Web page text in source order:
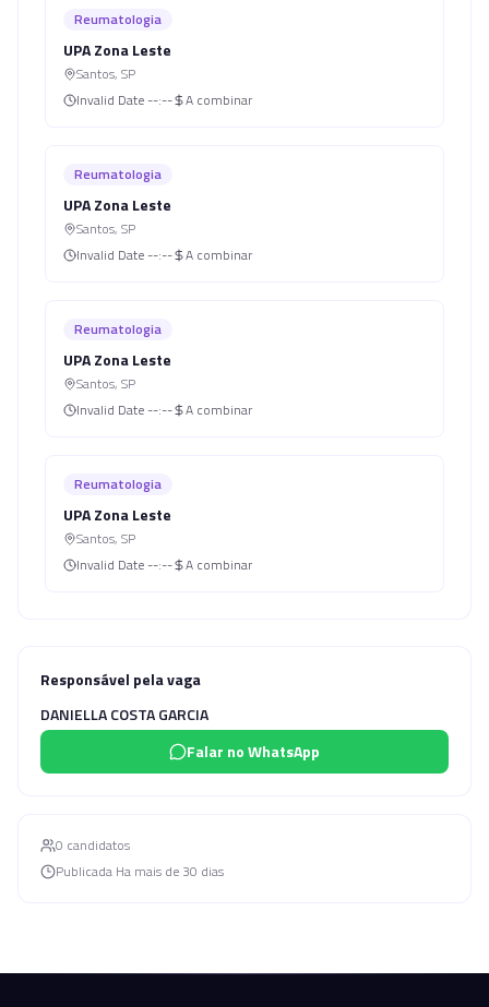
Reumatologia
UPA Zona Leste
Santos, SP
Invalid Date --:-- A combinar
Reumatologia
UPA Zona Leste
Santos, SP
Invalid Date --:-- A combinar
Reumatologia
UPA Zona Leste
Santos, SP
Invalid Date --:-- A combinar
Reumatologia
UPA Zona Leste
Santos, SP
Invalid Date --:-- A combinar
Responsável pela vaga
DANIELLA COSTA GARCIA
Falar no WhatsApp
0 candidatos
Publicada Ha mais de 30 dias